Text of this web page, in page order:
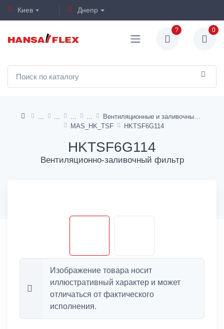
Киев Днепр
? 0
MAS_HK_TSF
HKTSF6G114
HKTSF6G114
Вентиляционно-заливочный фильтр
Изображение товара носит
иллюстративный характер и может
отличаться от фактического
исполнения.